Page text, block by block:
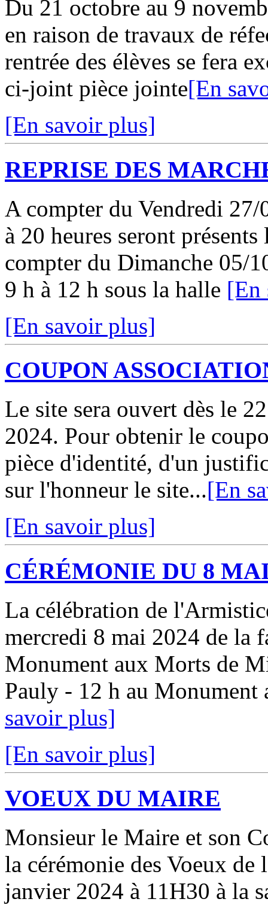
Du 21 octobre au 9
en raison de travaux de
rentrée des élèves se fera
ci-joint pièce jointe[En
[En savoir plus]
REPRISE DES
A compter du Vendredi
à 20 heures seront
compter du Dimanche 05/
9 h à 12 h sous la halle [En
[En savoir plus]
COUPON
Le site sera ouvert dès le
2024. Pour obtenir le
pièce d'identité, d'un
sur l'honneur le site...[En
[En savoir plus]
CÉRÉMONIE DU 8
La célébration de
mercredi 8 mai 2024 de la
Monument aux Morts de
Pauly - 12 h au
savoir plus]
[En savoir plus]
VOEUX DU MAIRE
Monsieur le Maire et son
la cérémonie des Voeux
janvier 2024 à 11H30 à la